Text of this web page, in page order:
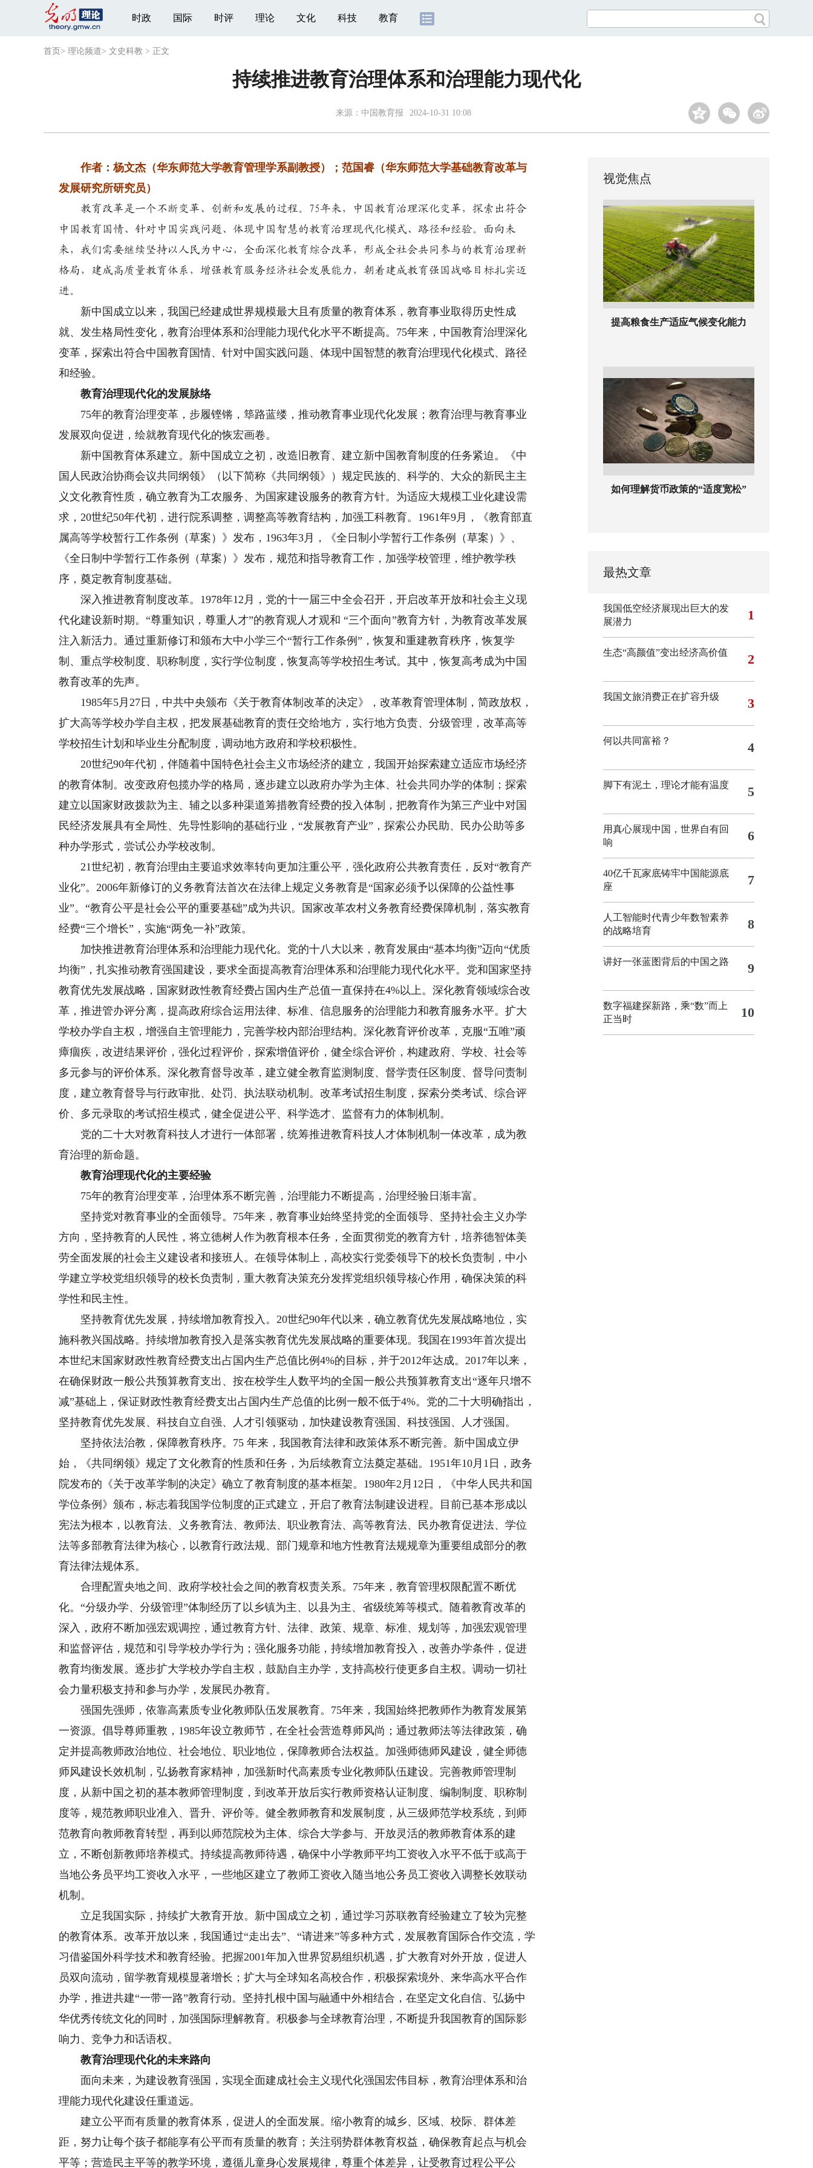
时政 国际 时评 理论 文化 科技 教育
首页 > 理论频道> 文史科教 > 正文
持续推进教育治理体系和治理能力现代化
来源： 中国教育报 2024-10-31 10:08
作者：杨文杰（华东师范大学教育管理学系副教授）；范国睿（华东师范大学基础教育改革与
发展研究所研究员）
教育改革是一个不断变革、创新和发展的过程。75年来，中国教育治理深化变革，探索出符合
中国教育国情、针对中国实践问题、体现中国智慧的教育治理现代化模式、路径和经验。面向未
来，我们需要继续坚持以人民为中心，全面深化教育综合改革，形成全社会共同参与的教育治理新
格局，建成高质量教育体系，增强教育服务经济社会发展能力，朝着建成教育强国战略目标扎实迈
进。
新中国成立以来，我国已经建成世界规模最大且有质量的教育体系，教育事业取得历史性成
就、发生格局性变化，教育治理体系和治理能力现代化水平不断提高。75年来，中国教育治理深化
变革，探索出符合中国教育国情、针对中国实践问题、体现中国智慧的教育治理现代化模式、路径
和经验。
教育治理现代化的发展脉络
75年的教育治理变革，步履铿锵，筚路蓝缕，推动教育事业现代化发展；教育治理与教育事业
发展双向促进，绘就教育现代化的恢宏画卷。
新中国教育体系建立。新中国成立之初，改造旧教育、建立新中国教育制度的任务紧迫。《中
国人民政治协商会议共同纲领》（以下简称《共同纲领》）规定民族的、科学的、大众的新民主主
义文化教育性质，确立教育为工农服务、为国家建设服务的教育方针。为适应大规模工业化建设需
求，20世纪50年代初，进行院系调整，调整高等教育结构，加强工科教育。1961年9月，《教育部直
属高等学校暂行工作条例（草案）》发布，1963年3月，《全日制小学暂行工作条例（草案）》、
《全日制中学暂行工作条例（草案）》发布，规范和指导教育工作，加强学校管理，维护教学秩
序，奠定教育制度基础。
深入推进教育制度改革。1978年12月，党的十一届三中全会召开，开启改革开放和社会主义现
代化建设新时期。“尊重知识，尊重人才”的教育观人才观和 “三个面向”教育方针，为教育改革发展
注入新活力。通过重新修订和颁布大中小学三个“暂行工作条例”，恢复和重建教育秩序，恢复学
制、重点学校制度、职称制度，实行学位制度，恢复高等学校招生考试。其中，恢复高考成为中国
教育改革的先声。
1985年5月27日，中共中央颁布《关于教育体制改革的决定》，改革教育管理体制，简政放权，
扩大高等学校办学自主权，把发展基础教育的责任交给地方，实行地方负责、分级管理，改革高等
学校招生计划和毕业生分配制度，调动地方政府和学校积极性。
20世纪90年代初，伴随着中国特色社会主义市场经济的建立，我国开始探索建立适应市场经济
的教育体制。改变政府包揽办学的格局，逐步建立以政府办学为主体、社会共同办学的体制；探索
建立以国家财政拨款为主、辅之以多种渠道筹措教育经费的投入体制，把教育作为第三产业中对国
民经济发展具有全局性、先导性影响的基础行业，“发展教育产业”，探索公办民助、民办公助等多
种办学形式，尝试公办学校改制。
21世纪初，教育治理由主要追求效率转向更加注重公平，强化政府公共教育责任，反对“教育产
业化”。2006年新修订的义务教育法首次在法律上规定义务教育是“国家必须予以保障的公益性事
业”。“教育公平是社会公平的重要基础”成为共识。国家改革农村义务教育经费保障机制，落实教育
经费“三个增长”，实施“两免一补”政策。
加快推进教育治理体系和治理能力现代化。党的十八大以来，教育发展由“基本均衡”迈向“优质
均衡”，扎实推动教育强国建设，要求全面提高教育治理体系和治理能力现代化水平。党和国家坚持
教育优先发展战略，国家财政性教育经费占国内生产总值一直保持在4%以上。深化教育领域综合改
革，推进管办评分离，提高政府综合运用法律、标准、信息服务的治理能力和教育服务水平。扩大
学校办学自主权，增强自主管理能力，完善学校内部治理结构。深化教育评价改革，克服“五唯”顽
瘴痼疾，改进结果评价，强化过程评价，探索增值评价，健全综合评价，构建政府、学校、社会等
多元参与的评价体系。深化教育督导改革，建立健全教育监测制度、督学责任区制度、督导问责制
度，建立教育督导与行政审批、处罚、执法联动机制。改革考试招生制度，探索分类考试、综合评
价、多元录取的考试招生模式，健全促进公平、科学选才、监督有力的体制机制。
党的二十大对教育科技人才进行一体部署，统筹推进教育科技人才体制机制一体改革，成为教
育治理的新命题。
教育治理现代化的主要经验
75年的教育治理变革，治理体系不断完善，治理能力不断提高，治理经验日渐丰富。
坚持党对教育事业的全面领导。75年来，教育事业始终坚持党的全面领导、坚持社会主义办学
方向，坚持教育的人民性，将立德树人作为教育根本任务，全面贯彻党的教育方针，培养德智体美
劳全面发展的社会主义建设者和接班人。在领导体制上，高校实行党委领导下的校长负责制，中小
学建立学校党组织领导的校长负责制，重大教育决策充分发挥党组织领导核心作用，确保决策的科
学性和民主性。
坚持教育优先发展，持续增加教育投入。20世纪90年代以来，确立教育优先发展战略地位，实
施科教兴国战略。持续增加教育投入是落实教育优先发展战略的重要体现。我国在1993年首次提出
本世纪末国家财政性教育经费支出占国内生产总值比例4%的目标，并于2012年达成。2017年以来，
在确保财政一般公共预算教育支出、按在校学生人数平均的全国一般公共预算教育支出“逐年只增不
减”基础上，保证财政性教育经费支出占国内生产总值的比例一般不低于4%。党的二十大明确指出，
坚持教育优先发展、科技自立自强、人才引领驱动，加快建设教育强国、科技强国、人才强国。
坚持依法治教，保障教育秩序。75 年来，我国教育法律和政策体系不断完善。新中国成立伊
始，《共同纲领》规定了文化教育的性质和任务，为后续教育立法奠定基础。1951年10月1日，政务
院发布的《关于改革学制的决定》确立了教育制度的基本框架。1980年2月12日，《中华人民共和国
学位条例》颁布，标志着我国学位制度的正式建立，开启了教育法制建设进程。目前已基本形成以
宪法为根本，以教育法、义务教育法、教师法、职业教育法、高等教育法、民办教育促进法、学位
法等多部教育法律为核心，以教育行政法规、部门规章和地方性教育法规规章为重要组成部分的教
育法律法规体系。
合理配置央地之间、政府学校社会之间的教育权责关系。75年来，教育管理权限配置不断优
化。“分级办学、分级管理”体制经历了以乡镇为主、以县为主、省级统筹等模式。随着教育改革的
深入，政府不断加强宏观调控，通过教育方针、法律、政策、规章、标准、规划等，加强宏观管理
和监督评估，规范和引导学校办学行为；强化服务功能，持续增加教育投入，改善办学条件，促进
教育均衡发展。逐步扩大学校办学自主权，鼓励自主办学，支持高校行使更多自主权。调动一切社
会力量积极支持和参与办学，发展民办教育。
强国先强师，依靠高素质专业化教师队伍发展教育。75年来，我国始终把教师作为教育发展第
一资源。倡导尊师重教，1985年设立教师节，在全社会营造尊师风尚；通过教师法等法律政策，确
定并提高教师政治地位、社会地位、职业地位，保障教师合法权益。加强师德师风建设，健全师德
师风建设长效机制，弘扬教育家精神，加强新时代高素质专业化教师队伍建设。完善教师管理制
度，从新中国之初的基本教师管理制度，到改革开放后实行教师资格认证制度、编制制度、职称制
度等，规范教师职业准入、晋升、评价等。健全教师教育和发展制度，从三级师范学校系统，到师
范教育向教师教育转型，再到以师范院校为主体、综合大学参与、开放灵活的教师教育体系的建
立，不断创新教师培养模式。持续提高教师待遇，确保中小学教师平均工资收入水平不低于或高于
当地公务员平均工资收入水平，一些地区建立了教师工资收入随当地公务员工资收入调整长效联动
机制。
立足我国实际，持续扩大教育开放。新中国成立之初，通过学习苏联教育经验建立了较为完整
的教育体系。改革开放以来，我国通过“走出去”、“请进来”等多种方式，发展教育国际合作交流，学
习借鉴国外科学技术和教育经验。把握2001年加入世界贸易组织机遇，扩大教育对外开放，促进人
员双向流动，留学教育规模显著增长；扩大与全球知名高校合作，积极探索境外、来华高水平合作
办学，推进共建“一带一路”教育行动。坚持扎根中国与融通中外相结合，在坚定文化自信、弘扬中
华优秀传统文化的同时，加强国际理解教育。积极参与全球教育治理，不断提升我国教育的国际影
响力、竞争力和话语权。
教育治理现代化的未来路向
面向未来，为建设教育强国，实现全面建成社会主义现代化强国宏伟目标，教育治理体系和治
理能力现代化建设任重道远。
建立公平而有质量的教育体系，促进人的全面发展。缩小教育的城乡、区域、校际、群体差
距，努力让每个孩子都能享有公平而有质量的教育；关注弱势群体教育权益，确保教育起点与机会
平等；营造民主平等的教学环境，遵循儿童身心发展规律，尊重个体差异，让受教育过程公平公
视觉焦点
提高粮食生产适应气候变化能力
如何理解货币政策的“适度宽松”
最热文章
我国低空经济展现出巨大的发
展潜力
1
生态“高颜值”变出经济高价值 2
我国文旅消费正在扩容升级 3
何以共同富裕？ 4
脚下有泥土，理论才能有温度 5
用真心展现中国，世界自有回
响
6
40亿千瓦家底铸牢中国能源底
座
7
人工智能时代青少年数智素养
的战略培育
8
讲好一张蓝图背后的中国之路 9
数字福建探新路，乘“数”而上
正当时
10